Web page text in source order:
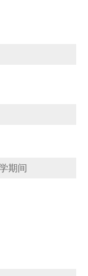
期间